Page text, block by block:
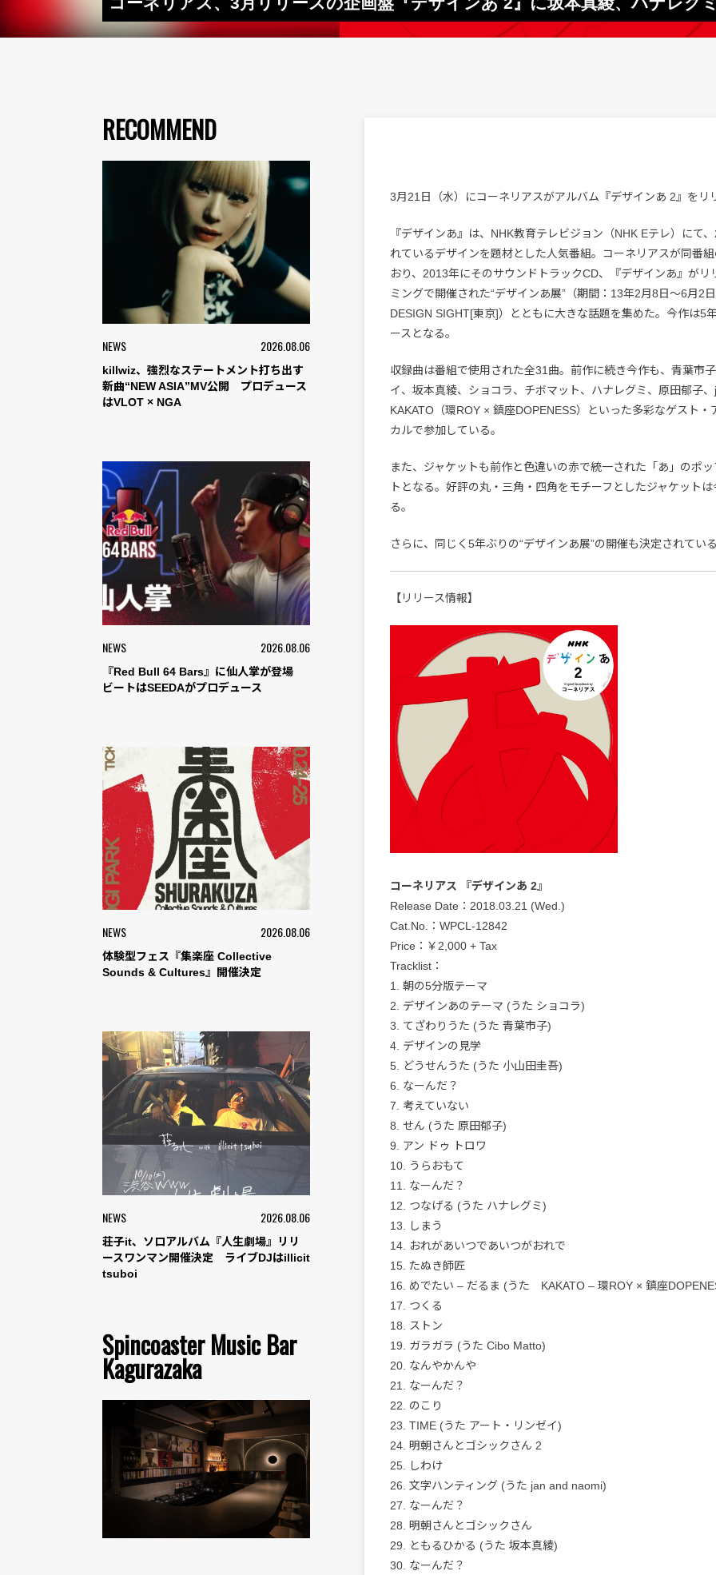
RECOMMEND
NEWS 2026.08.06
killwiz、強烈なステートメント打ち出す
新曲“NEW ASIA”MV公開 プロデュース
はVLOT × NGA
NEWS 2026.08.06
『Red Bull 64 Bars』に仙人掌が登場
ビートはSEEDAがプロデュース
NEWS 2026.08.06
体験型フェス『集楽座 Collective
Sounds & Cultures』開催決定
NEWS 2026.08.06
荘子it、ソロアルバム『人生劇場』リリ
ースワンマン開催決定 ライブDJはillicit
tsuboi
Spincoaster Music Bar
Kagurazaka
3月21日（水）にコーネリアスがアルバム『デザインあ 2』をリ
『デザインあ』は、NHK教育テレビジョン（NHK Eテレ）にて
れているデザインを題材とした人気番組。コーネリアスが同番
おり、2013年にそのサウンドトラックCD、『デザインあ』がリ
ミングで開催された“デザインあ展”（期間：13年2月8日～6月2
DESIGN SIGHT[東京]）とともに大きな話題を集めた。今作は5
ースとなる。
収録曲は番組で使用された全31曲。前作に続き今作も、青葉市
イ、坂本真綾、ショコラ、チボマット、ハナレグミ、原田郁子
KAKATO（環ROY × 鎮座DOPENESS）といった多彩なゲスト・
カルで参加している。
また、ジャケットも前作と色違いの赤で統一された「あ」のポ
トとなる。好評の丸・三角・四角をモチーフとしたジャケット
る。
さらに、同じく5年ぶりの“デザインあ展”の開催も決定されてい
【リリース情報】
コーネリアス 『デザインあ 2』
Release Date：2018.03.21 (Wed.)
Cat.No.：WPCL-12842
Price：￥2,000 + Tax
Tracklist：
1. 朝の5分版テーマ
2. デザインあのテーマ (うた ショコラ)
3. てざわりうた (うた 青葉市子)
4. デザインの見学
5. どうせんうた (うた 小山田圭吾)
6. なーんだ？
7. 考えていない
8. せん (うた 原田郁子)
9. アン ドゥ トロワ
10. うらおもて
11. なーんだ？
12. つなげる (うた ハナレグミ)
13. しまう
14. おれがあいつであいつがおれで
15. たぬき師匠
16. めでたい – だるま (うた KAKATO – 環ROY × 鎮座
17. つくる
18. ストン
19. ガラガラ (うた Cibo Matto)
20. なんやかんや
21. なーんだ？
22. のこり
23. TIME (うた アート・リンゼイ)
24. 明朝さんとゴシックさん 2
25. しわけ
26. 文字ハンティング (うた jan and naomi)
27. なーんだ？
28. 明朝さんとゴシックさん
29. ともるひかる (うた 坂本真綾)
30. なーんだ？